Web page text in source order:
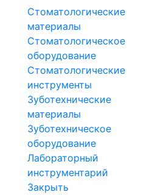
Стоматологические
материалы
Стоматологическое
оборудование
Стоматологические
инструменты
Зуботехнические
материалы
Зуботехническое
оборудование
Лабораторный
инструментарий
Закрыть